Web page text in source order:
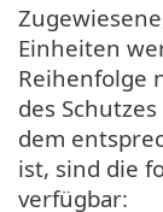
Einheiten
Reihenfolge
des
dem
ist, sind die
verfügbar: